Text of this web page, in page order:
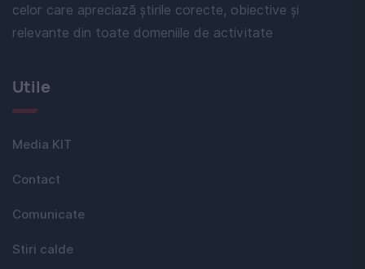
celor care apreciază știrile corecte, obiective și
relevante din toate domeniile de activitate
Utile
Media KIT
Contact
Comunicate
Stiri calde